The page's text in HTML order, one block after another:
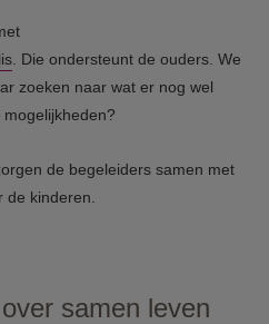
. Die ondersteunt de ouders. We
zoeken naar wat er nog wel
de begeleiders samen met
kinderen.
samen leven